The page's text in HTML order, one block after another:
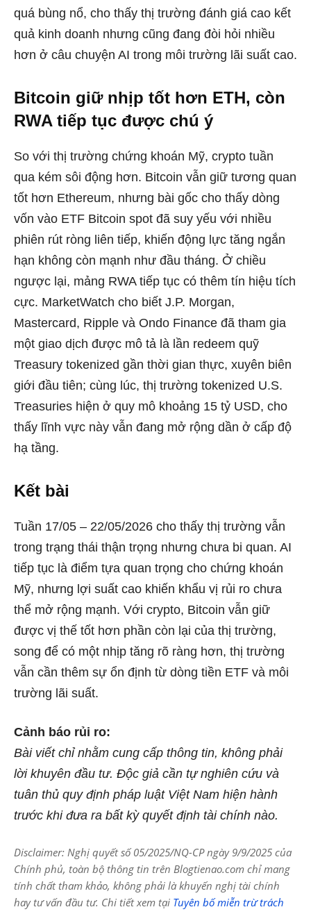
quá bùng nổ, cho thấy thị trường đánh giá cao kết
quả kinh doanh nhưng cũng đang đòi hỏi nhiều
hơn ở câu chuyện AI trong môi trường lãi suất cao.
Bitcoin giữ nhịp tốt hơn ETH, còn
RWA tiếp tục được chú ý
So với thị trường chứng khoán Mỹ, crypto tuần
qua kém sôi động hơn. Bitcoin vẫn giữ tương quan
tốt hơn Ethereum, nhưng bài gốc cho thấy dòng
vốn vào ETF Bitcoin spot đã suy yếu với nhiều
phiên rút ròng liên tiếp, khiến động lực tăng ngắn
hạn không còn mạnh như đầu tháng. Ở chiều
ngược lại, mảng RWA tiếp tục có thêm tín hiệu tích
cực. MarketWatch cho biết J.P. Morgan,
Mastercard, Ripple và Ondo Finance đã tham gia
một giao dịch được mô tả là lần redeem quỹ
Treasury tokenized gần thời gian thực, xuyên biên
giới đầu tiên; cùng lúc, thị trường tokenized U.S.
Treasuries hiện ở quy mô khoảng 15 tỷ USD, cho
thấy lĩnh vực này vẫn đang mở rộng dần ở cấp độ
hạ tầng.
Kết bài
Tuần 17/05 – 22/05/2026 cho thấy thị trường vẫn
trong trạng thái thận trọng nhưng chưa bi quan. AI
tiếp tục là điểm tựa quan trọng cho chứng khoán
Mỹ, nhưng lợi suất cao khiến khẩu vị rủi ro chưa
thể mở rộng mạnh. Với crypto, Bitcoin vẫn giữ
được vị thế tốt hơn phần còn lại của thị trường,
song để có một nhịp tăng rõ ràng hơn, thị trường
vẫn cần thêm sự ổn định từ dòng tiền ETF và môi
trường lãi suất.
Cảnh báo rủi ro:
Bài viết chỉ nhằm cung cấp thông tin, không phải
lời khuyên đầu tư. Độc giả cần tự nghiên cứu và
tuân thủ quy định pháp luật Việt Nam hiện hành
trước khi đưa ra bất kỳ quyết định tài chính nào.
Disclaimer: Nghị quyết số 05/2025/NQ-CP ngày 9/9/2025 của
Chính phủ, toàn bộ thông tin trên Blogtienao.com chỉ mang
tính chất tham khảo, không phải là khuyến nghị tài chính
hay tư vấn đầu tư. Chi tiết xem tại Tuyên bố miễn trừ trách